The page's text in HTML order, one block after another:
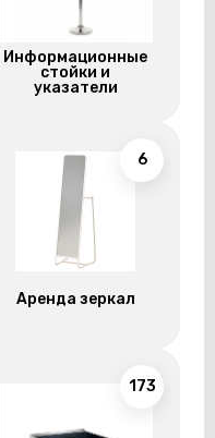
Информационные
стойки и
указатели
6
Аренда зеркал
173